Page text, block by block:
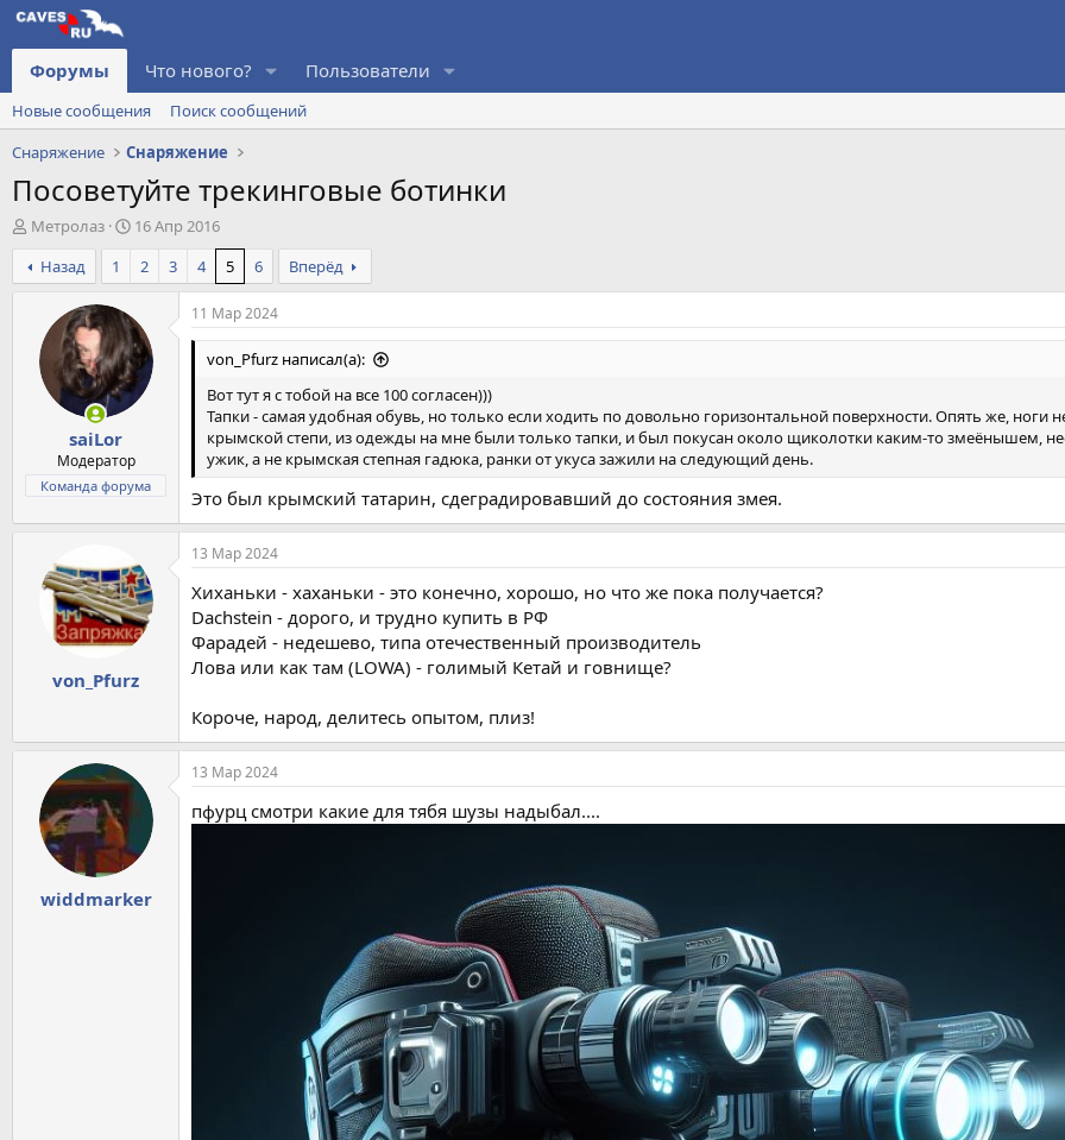
Форумы Что нового? Пользователи
Новые сообщения
Поиск сообщений
Снаряжение
Снаряжение
Посоветуйте трекинговые ботинки
А
т
о
м
Метролаз
Д
а
а
ч
а
л
16 Апр 2016
Назад
1 2 3 4 5 6 Вперёд
saiLor
Модератор
Команда форума
11 Мар 2024
von_Pfurz написал(а):
Вот тут я с тобой на все 100 согласен)))
Тапки - самая удобная обувь, но только если ходить по довольно горизонтальной поверхности. Опять же, ноги
крымской степи, из одежды на мне были только тапки, и был покусан около щиколотки каким-то
ужик, а не крымская степная гадюка, ранки от укуса зажили на следующий день.
Это был крымский татарин, сдеградировавший до состояния змея.
von_Pfurz
13 Мар 2024
Хиханьки - хаханьки - это конечно, хорошо, но что же пока получается?
Dachstein - дорого, и трудно купить в РФ
Фарадей - недешево, типа отечественный производитель
Лова или как там (LOWA) - голимый Кетай и говнище?
Короче, народ, делитесь опытом, плиз!
widdmarker
13 Мар 2024
пфурц смотри какие для тябя шузы надыбал....